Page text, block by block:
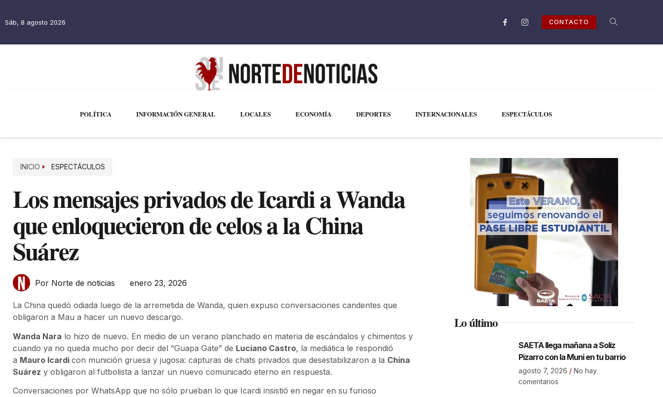
Sáb, 8 agosto 2026 CONTACTO
POLÍTICA INFORMACIÓN GENERAL LOCALES ECONOMÍA DEPORTES INTERNACIONALES ESPECTÁCULOS
INICIO ESPECTÁCULOS
Los mensajes privados de Icardi a Wanda
que enloquecieron de celos a la China
Suárez
Por Norte de noticias enero 23, 2026
La China quedó odiada luego de la arremetida de Wanda, quien expuso conversaciones candentes que
obligaron a Mau a hacer un nuevo descargo.
Wanda Nara lo hizo de nuevo. En medio de un verano planchado en materia de escándalos y chimentos y
cuando ya no queda mucho por decir del “Guapa Gate” de Luciano Castro, la mediática le respondió
a Mauro Icardi con munición gruesa y jugosa: capturas de chats privados que desestabilizaron a la China
Suárez y obligaron al futbolista a lanzar un nuevo comunicado eterno en respuesta.
Conversaciones por WhatsApp que no sólo prueban lo que Icardi insistió en negar en su furioso
Lo último
SAETA llega mañana a Solíz
Pizarro con la Muni en tu barrio
agosto 7, 2026 No hay
comentarios